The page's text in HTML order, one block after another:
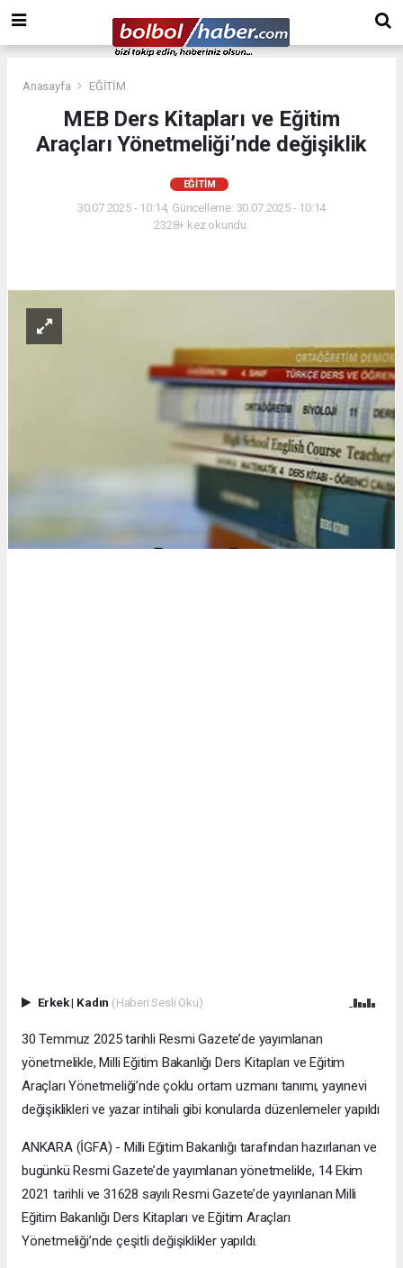
Anasayfa EĞİTİM
MEB Ders Kitapları ve Eğitim
Araçları Yönetmeliği’nde değişiklik
EĞİTİM
30.07.2025 - 10:14, Güncelleme: 30.07.2025 - 10:14
2328+ kez okundu.
Erkek| Kadın (Haberi Sesli Oku)
30 Temmuz 2025 tarihli Resmi Gazete’de yayımlanan
yönetmelikle, Milli Eğitim Bakanlığı Ders Kitapları ve Eğitim
Araçları Yönetmeliği’nde çoklu ortam uzmanı tanımı, yayınevi
değişiklikleri ve yazar intihali gibi konularda düzenlemeler yapıldı
ANKARA (İGFA) - Milli Eğitim Bakanlığı tarafından hazırlanan ve
bugünkü Resmi Gazete’de yayımlanan yönetmelikle, 14 Ekim
2021 tarihli ve 31628 sayılı Resmi Gazete’de yayınlanan Milli
Eğitim Bakanlığı Ders Kitapları ve Eğitim Araçları
Yönetmeliği’nde çeşitli değişiklikler yapıldı.